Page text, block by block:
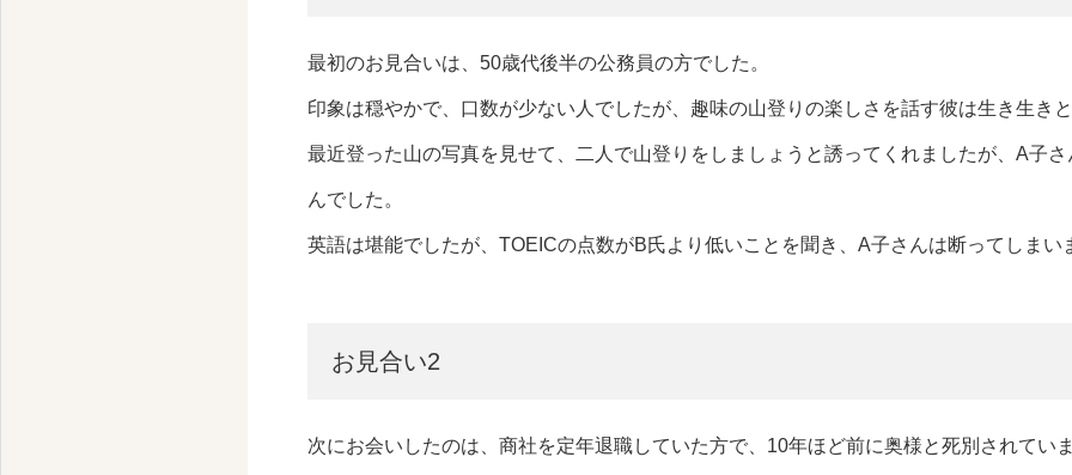
最初のお見合いは、50歳代後半の公務員の方でした。
印象は穏やかで、口数が少ない人でしたが、趣味の山登りの楽しさを話す彼は生き生き
最近登った山の写真を見せて、二人で山登りをしましょうと誘ってくれましたが、A子
んでした。
英語は堪能でしたが、TOEICの点数がB氏より低いことを聞き、A子さんは断ってしまい
お見合い2
次にお会いしたのは、商社を定年退職していた方で、10年ほど前に奥様と死別されてい